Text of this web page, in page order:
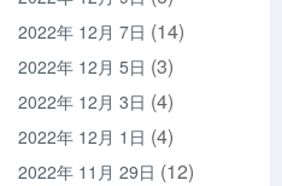
2022年 12月 7日 (14)
2022年 12月 5日 (3)
2022年 12月 3日 (4)
2022年 12月 1日 (4)
2022年 11月 29日 (12)